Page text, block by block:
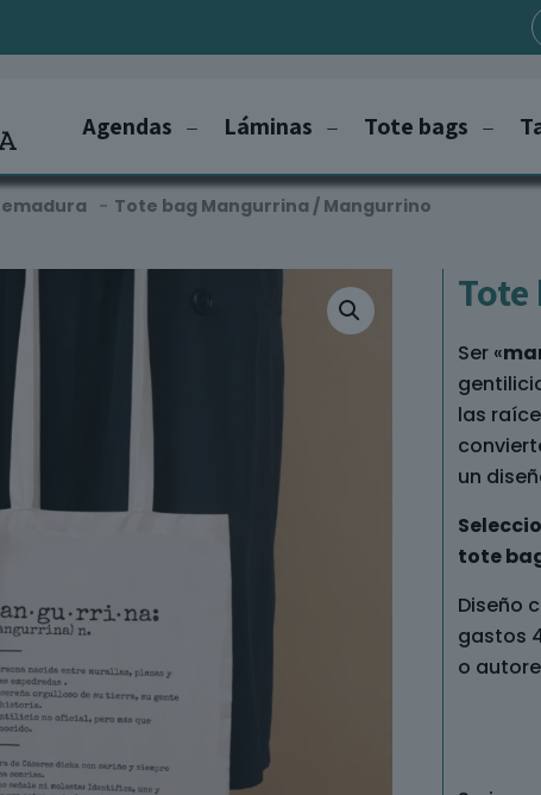
Agendas Láminas Tote bags
- Tote bag Mangurrina / Mangurrino
Ser «
las
un
tote
Diseño
gastos
o